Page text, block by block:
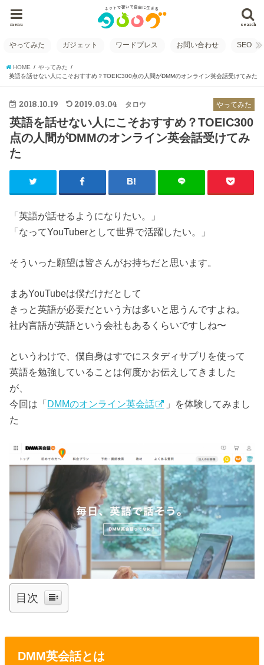
search
menu
やってみた ガジェット ワードプレス お問い合わせ SEO
HOME
やってみた
英語を話せない人にこそおすすめ？TOEIC300点の人間がDMMのオンライン英会話受けてみた
やってみた
2018.10.19 2019.03.04 タロウ
英語を話せない人にこそおすすめ？TOEIC300
点の人間がDMMのオンライン英会話受けてみ
た
「英語が話せるようになりたい。」
「なってYouTuberとして世界で活躍したい。」
そういった願望は皆さんがお持ちだと思います。
まあYouTubeは僕だけだとして
きっと英語が必要だという方は多いと思うんですよね。
社内言語が英語という会社もあるくらいですしね〜
というわけで、僕自身はすでにスタディサプリを使って
英語を勉強していることは何度かお伝えしてきました
が、
今回は「 DMMのオンライン英会話
」を体験してみまし
た
目次
DMM英会話とは